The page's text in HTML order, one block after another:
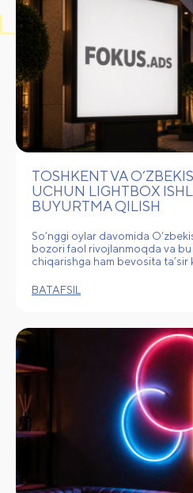
TOSHKENT VA
UCHUN LIGHTBOX
BUYURTMA QILISH
So‘nggi oylar davomida
bozori faol rivojlanmoqda va
chiqarishga ham bevosita ta’sir
BATAFSIL